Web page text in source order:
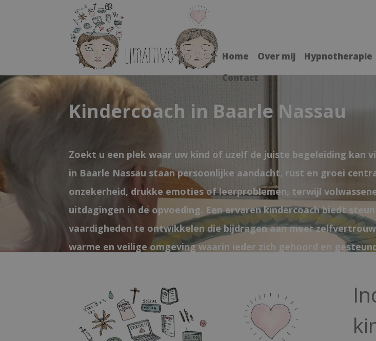
Home Over mij Hypnotherapie
Contact
Kindercoach in Baarle Nassau
Zoekt u een plek waar uw kind of uzelf de juiste begeleiding kan
in Baarle Nassau staan persoonlijke aandacht, rust en groei
onzekerheid, drukke emoties of leerproblemen, terwijl
uitdagingen in de opvoeding. Een ervaren kindercoach biedt
vaardigheden te ontwikkelen die bijdragen aan meer
warme en veilige omgeving waarin ieder zich gehoord en